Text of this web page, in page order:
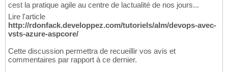
cest la pratique agile au centre de lactualité de nos jours...
Lire l'article
http://rdonfack.developpez.com/tutoriels/alm/devops-avec-
vsts-azure-aspcore/
Cette discussion permettra de recueillir vos avis et
commentaires par rapport à ce dernier.